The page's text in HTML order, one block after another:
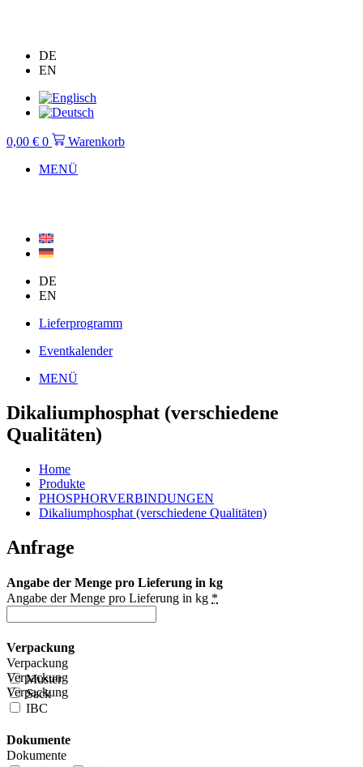
DE
EN
0,00 € 0
Warenkorb
MENÜ
DE
EN
Lieferprogramm
Eventkalender
MENÜ
Dikaliumphosphat (verschiedene
Qualitäten)
Home
Produkte
PHOSPHORVERBINDUNGEN
Dikaliumphosphat (verschiedene Qualitäten)
Anfrage
Angabe der Menge pro Lieferung in kg
Angabe der Menge pro Lieferung in kg *
Verpackung
Verpackung
Muster
Verpackung
Sack
Verpackung
IBC
Dokumente
Dokumente